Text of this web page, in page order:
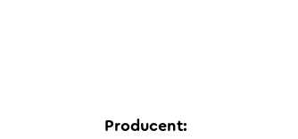
Producent: